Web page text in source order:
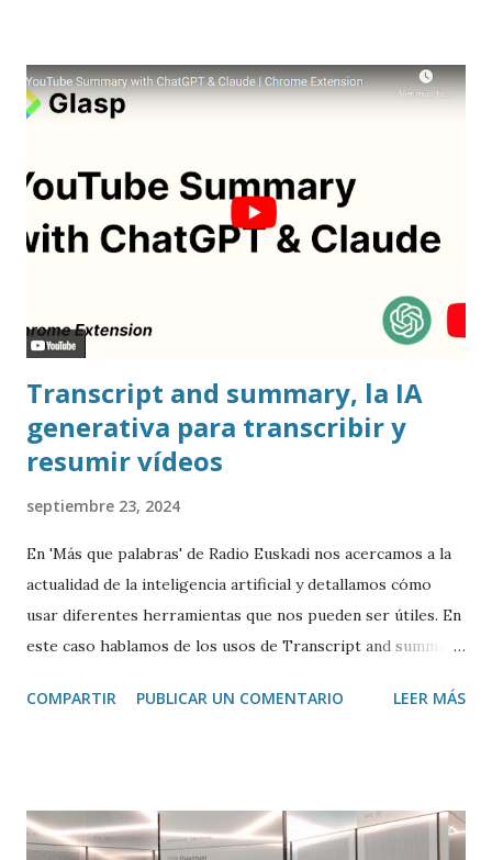
Transcript and summary, la IA
generativa para transcribir y
resumir vídeos
septiembre 23, 2024
En 'Más que palabras' de Radio Euskadi nos acercamos a la
actualidad de la inteligencia artificial y detallamos cómo
usar diferentes herramientas que nos pueden ser útiles. En
este caso hablamos de los usos de Transcript and summary
transcribir y resumir los vídeos de Youtube, así como
COMPARTIR PUBLICAR UN COMENTARIO LEER MÁS